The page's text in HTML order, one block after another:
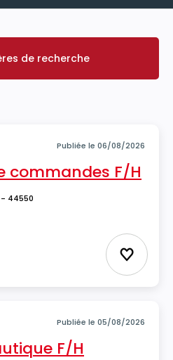
Vos critères de recherche
de recherche
Publiée le 06/08/2026
commandes F/H
44550
Ajouter
Publiée le 05/08/2026
F/H